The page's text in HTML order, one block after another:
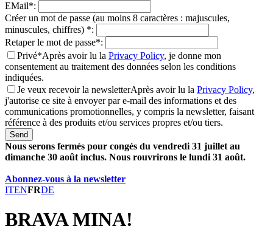
EMail*:
Créer un mot de passe (au moins 8 caractères : majuscules,
minuscules, chiffres) *:
Retaper le mot de passe*:
Privé*Après avoir lu la Privacy Policy, je donne mon
consentement au traitement des données selon les conditions
indiquées.
Je veux recevoir la newsletterAprès avoir lu la Privacy Policy,
j'autorise ce site à envoyer par e-mail des informations et des
communications promotionnelles, y compris la newsletter, faisant
référence à des produits et/ou services propres et/ou tiers.
Send
Nous serons fermés pour congés du vendredi 31 juillet au
dimanche 30 août inclus. Nous rouvrirons le lundi 31 août.
Abonnez-vous à la newsletter
ITENFRDE
BRAVA MINA!